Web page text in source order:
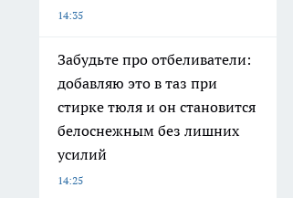
14:35
Забудьте про отбеливатели:
добавляю это в таз при
стирке тюля и он становится
белоснежным без лишних
усилий
14:25